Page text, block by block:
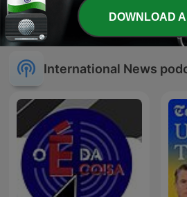
رادیو فردا
International News
DOWNLOAD